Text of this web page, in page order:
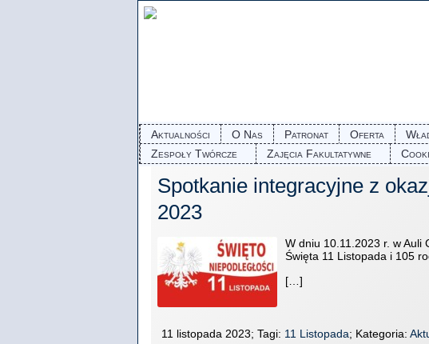
Aktualności O Nas Patronat Oferta
Zespoły Twórcze
Zajęcia Fakultatywne
Spotkanie integracyjne z
2023
W dniu 10.11.2023 r. w Auli
Święta 11 Listopada i 105
[…]
11 listopada 2023; Tagi: 11 Listopada; Kategoria: